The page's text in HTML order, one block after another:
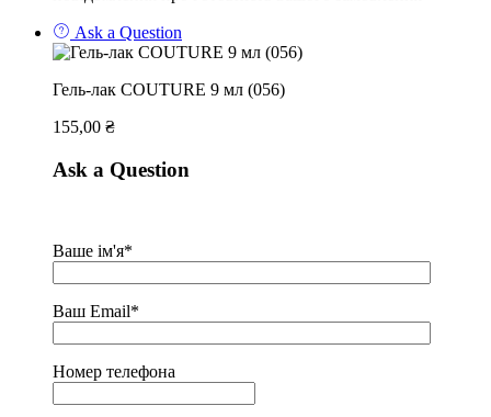
Ask a Question
Гель-лак COUTURE 9 мл (056)
155,00 ₴
Ask a Question
Ваше ім'я*
Ваш Email*
Номер телефона